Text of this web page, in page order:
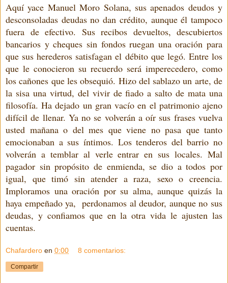
Aquí yace Manuel Moro Solana, sus apenados deudos y
desconsoladas deudas no dan crédito, aunque él tampoco
fuera de efectivo. Sus recibos devueltos, descubiertos
bancarios y cheques sin fondos ruegan una oración para
que sus herederos satisfagan el débito que legó. Entre los
que le conocieron su recuerdo será imperecedero, como
los cañones que les obsequió. Hizo del sablazo un arte, de
la sisa una virtud, del vivir de fiado a salto de mata una
filosofía. Ha dejado un gran vacío en el patrimonio ajeno
difícil de llenar. Ya no se volverán a oír sus frases vuelva
usted mañana o del mes que viene no pasa que tanto
emocionaban a sus íntimos. Los tenderos del barrio no
volverán a temblar al verle entrar en sus locales. Mal
pagador sin propósito de enmienda, se dio a todos por
igual, que timó sin atender a raza, sexo o creencia.
Imploramos una oración por su alma, aunque quizás la
haya empeñado ya, perdonamos al deudor, aunque no sus
deudas, y confiamos que en la otra vida le ajusten las
cuentas.
Chafardero en 0:00 8 comentarios:
Compartir